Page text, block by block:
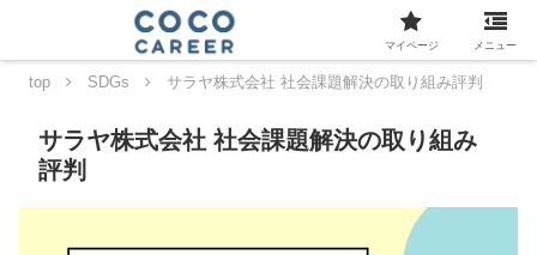
top SDGs サラヤ株式会社 社会課題解決の取り組み評判
サラヤ株式会社 社会課題解決の取り組み
評判
マイページ メニュー